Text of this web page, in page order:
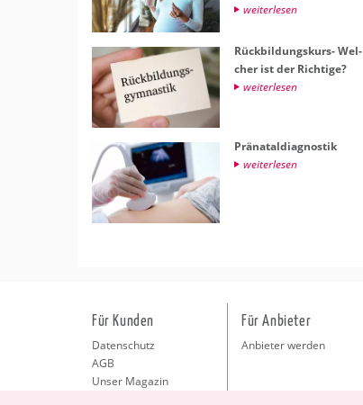
wei­ter­le­sen
Rück­bil­dungs­kurs- Wel­
cher ist der Rich­ti­ge?
wei­ter­le­sen
Prä­na­tal­dia­gnos­tik
wei­ter­le­sen
Für Kunden
Datenschutz
AGB
Unser Magazin
Für Anbieter
Anbieter werden